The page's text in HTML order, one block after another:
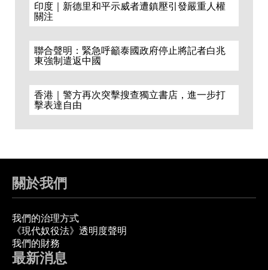
印度｜新德里和平示威者遭鎮壓引發嚴重人權
關注
聯合聲明：緊急呼籲泰國政府停止將記者白兆
東強制遣返中國
香港｜警方再次突擊搜查獨立書店，進一步打
擊表達自由
關於我們
我們的治理方式
《現代奴役法》透明度聲明
我們的財務
最新消息